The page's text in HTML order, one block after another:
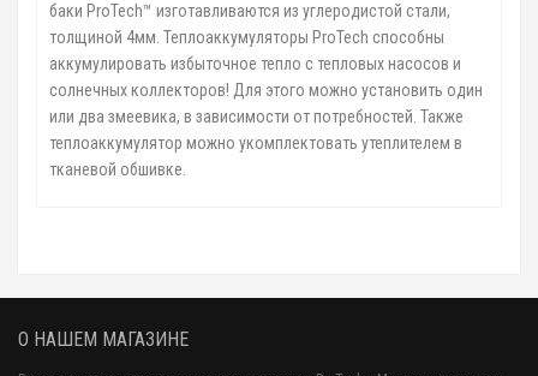
баки ProTech™ изготавливаются из углеродистой стали,
толщиной 4мм. Теплоаккумуляторы ProTech способны
аккумулировать избыточное тепло с тепловых насосов и
солнечных коллекторов! Для этого можно установить один
или два змеевика, в зависимости от потребностей. Также
теплоаккумулятор можно укомплектовать утеплителем в
тканевой обшивке.
О НАШЕМ МАГАЗИНЕ